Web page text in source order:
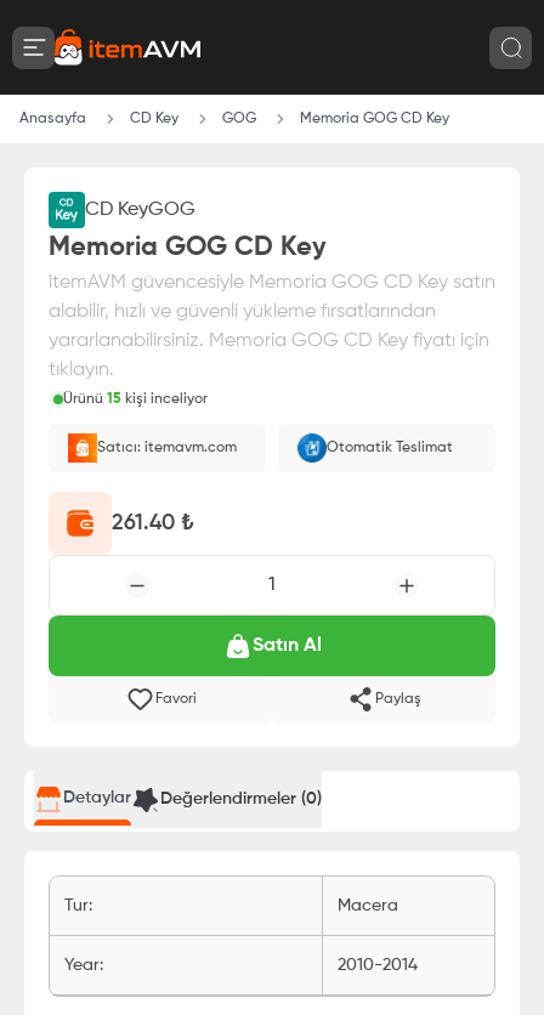
Anasayfa CD Key GOG Memoria GOG CD Key
CD KeyGOG
Memoria GOG CD Key
itemAVM güvencesiyle Memoria GOG CD Key satın
alabilir, hızlı ve güvenli yükleme fırsatlarından
yararlanabilirsiniz. Memoria GOG CD Key fiyatı için
tıklayın.
Ürünü 15 kişi inceliyor
E-Pin olarak yüklenir.
Satıcı: itemavm.com Otomatik Teslimat
261.40 ₺
1
Satın Al
Favori Paylaş
Detaylar Değerlendirmeler (0)
Tur: Macera
Year: 2010-2014